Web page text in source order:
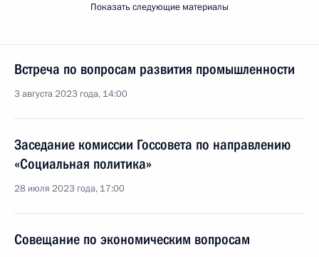
Показать следующие материалы
Встреча по вопросам развития промышленности
3 августа 2023 года, 14:00
Заседание комиссии Госсовета по направлению
«Социальная политика»
28 июля 2023 года, 17:00
Совещание по экономическим вопросам